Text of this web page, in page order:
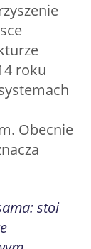
roku
Obecnie
stoi